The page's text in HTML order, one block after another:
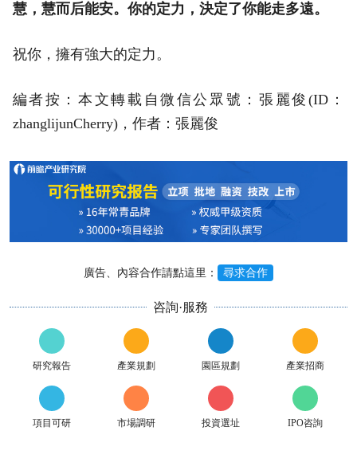
慧，慧而后能安。你的定力，決定了你能走多遠。
祝你，擁有強大的定力。
編者按：本文轉載自微信公眾號：張麗俊(ID：
zhanglijunCherry)，作者：張麗俊
廣告、內容合作請點這里： 尋求合作
咨詢·服務
研究報告 產業規劃 園區規劃 產業招商
項目可研 市場調研 投資選址 IPO咨詢